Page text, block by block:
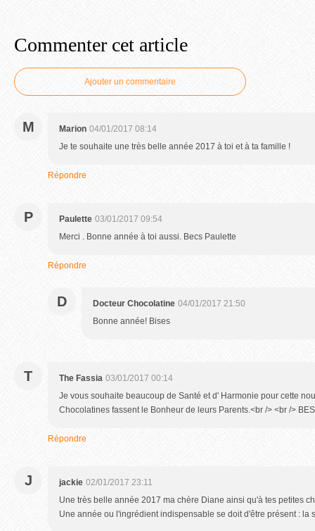
Commenter cet article
Ajouter un commentaire
M Marion 04/01/2017 08:14
Je te souhaite une très belle année 2017 à toi et à ta famille !
Répondre
P Paulette 03/01/2017 09:54
Merci . Bonne année à toi aussi. Becs Paulette
Répondre
D Docteur Chocolatine 04/01/2017 21:50
Bonne année! Bises
T The Fassia 03/01/2017 00:14
Je vous souhaite beaucoup de Santé et d' Harmonie pour cette
Chocolatines fassent le Bonheur de leurs Parents.<br /> <br />
Répondre
J jackie 02/01/2017 23:11
Une très belle année 2017 ma chère Diane ainsi qu'à tes petites
Une année ou l'ingrédient indispensable se doit d'être présent : la